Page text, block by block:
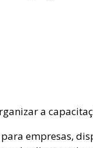
a
empresas,